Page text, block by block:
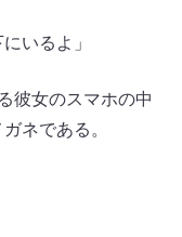
いるよ」
彼女のスマホの中
ネである。